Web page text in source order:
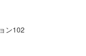
ン102